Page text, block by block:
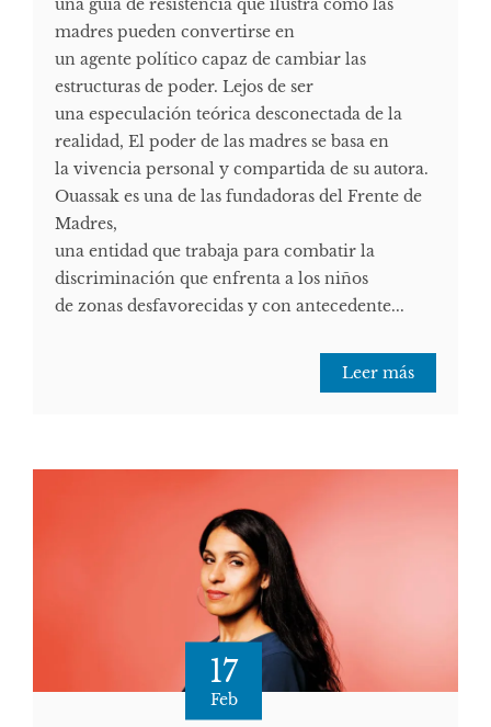
una guía de resistencia que ilustra cómo las
madres pueden convertirse en
un agente político capaz de cambiar las
estructuras de poder. Lejos de ser
una especulación teórica desconectada de la
realidad, El poder de las madres se basa en
la vivencia personal y compartida de su autora.
Ouassak es una de las fundadoras del Frente de
Madres,
una entidad que trabaja para combatir la
discriminación que enfrenta a los niños
de zonas desfavorecidas y con antecedente...
Leer más
17
Feb